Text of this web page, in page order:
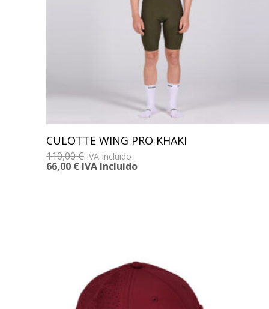
CULOTTE WING PRO KHAKI
110,00€ IVA Incluido
66,00 € IVA Incluido